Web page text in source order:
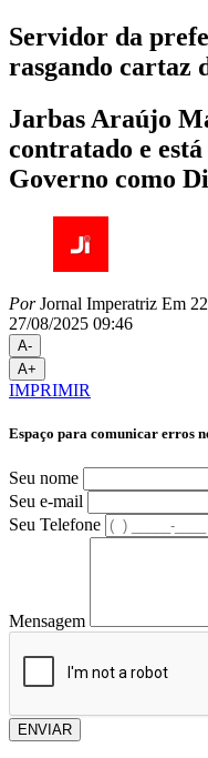
Servidor da
rasgando cartaz
Jarbas Araújo
contratado e
Governo como
PorJornal Imperatriz Em
27/08/2025 09:46
A-
A+
IMPRIMIR
Espaço para comunicar erros
Seu nome
Seu e-mail
Seu Telefone
Mensagem
ENVIAR